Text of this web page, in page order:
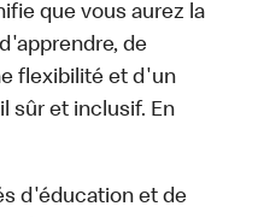
que vous aurez la
de
flexibilité et d'un
sûr et inclusif. En
d'éducation et de